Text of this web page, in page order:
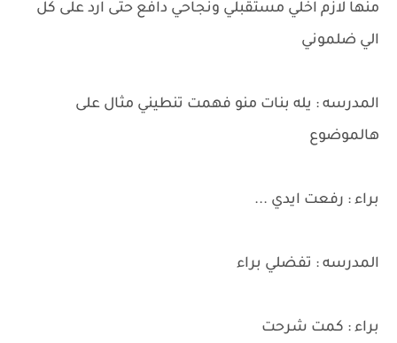
منها لازم اخلي مستقبلي ونجاحي دافع حتى ارد على كل
الي ضلموني
المدرسه : يله بنات منو فهمت تنطيني مثال على
هالموضوع
براء : رفعت ايدي ...
المدرسه : تفضلي براء
براء : كمت شرحت